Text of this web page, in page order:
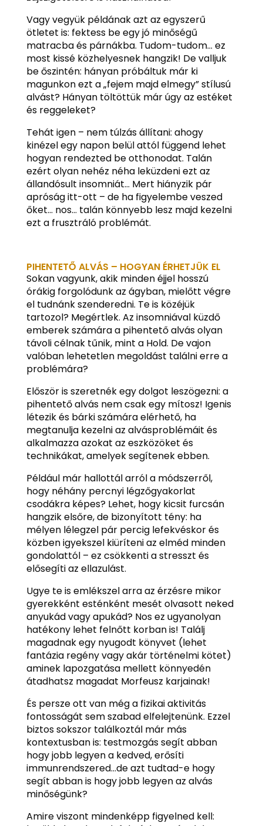
Vagy vegyük példának azt az egyszerű
ötletet is: fektess be egy jó minőségű
matracba és párnákba. Tudom-tudom… ez
most kissé közhelyesnek hangzik! De valljuk
be őszintén: hányan próbáltuk már ki
magunkon ezt a „fejem majd elmegy” stílusú
alvást? Hányan töltöttük már úgy az estéket
és reggeleket?
Tehát igen – nem túlzás állítani: ahogy
kinézel egy napon belül attól függend lehet
hogyan rendezted be otthonodat. Talán
ezért olyan nehéz néha leküzdeni ezt az
állandósult insomniát… Mert hiányzik pár
apróság itt-ott – de ha figyelembe veszed
őket… nos… talán könnyebb lesz majd kezelni
ezt a frusztráló problémát.
PIHENTETŐ ALVÁS – HOGYAN ÉRHETJÜK EL
Sokan vagyunk, akik minden éjjel hosszú
órákig forgolódunk az ágyban, mielőtt végre
el tudnánk szenderedni. Te is közéjük
tartozol? Megértlek. Az insomniával küzdő
emberek számára a pihentető alvás olyan
távoli célnak tűnik, mint a Hold. De vajon
valóban lehetetlen megoldást találni erre a
problémára?
Először is szeretnék egy dolgot leszögezni: a
pihentető alvás nem csak egy mítosz! Igenis
létezik és bárki számára elérhető, ha
megtanulja kezelni az alvásproblémáit és
alkalmazza azokat az eszközöket és
technikákat, amelyek segítenek ebben.
Például már hallottál arról a módszerről,
hogy néhány percnyi légzőgyakorlat
csodákra képes? Lehet, hogy kicsit furcsán
hangzik elsőre, de bizonyított tény: ha
mélyen lélegzel pár percig lefekvéskor és
közben igyekszel kiüríteni az elméd minden
gondolattól – ez csökkenti a stresszt és
elősegíti az ellazulást.
Ugye te is emlékszel arra az érzésre mikor
gyerekként esténként mesét olvasott neked
anyukád vagy apukád? Nos ez ugyanolyan
hatékony lehet felnőtt korban is! Találj
magadnak egy nyugodt könyvet (lehet
fantázia regény vagy akár történelmi kötet)
aminek lapozgatása mellett könnyedén
átadhatsz magadat Morfeusz karjainak!
És persze ott van még a fizikai aktivitás
fontosságát sem szabad elfelejtenünk. Ezzel
biztos sokszor találkoztál már más
kontextusban is: testmozgás segít abban
hogy jobb legyen a kedved, erősíti
immunrendszered…de azt tudtad-e hogy
segít abban is hogy jobb legyen az alvás
minőségünk?
Amire viszont mindenképp figyelned kell: